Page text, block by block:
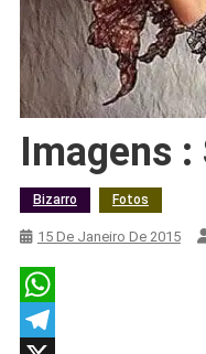
Imagens
Bizarro Fotos
15 De Janeiro De 2015
WhatsApp